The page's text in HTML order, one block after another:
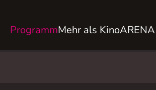
ProgrammMehr als Kino